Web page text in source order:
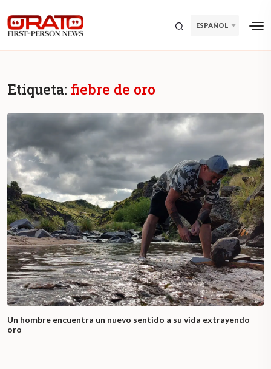
ESPAÑOL
Etiqueta: fiebre de oro
Un hombre encuentra un nuevo sentido a su vida extrayendo
oro